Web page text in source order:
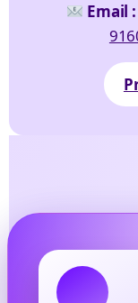
Email :